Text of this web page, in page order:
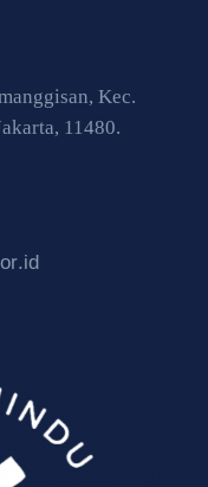
Kec.
11480.